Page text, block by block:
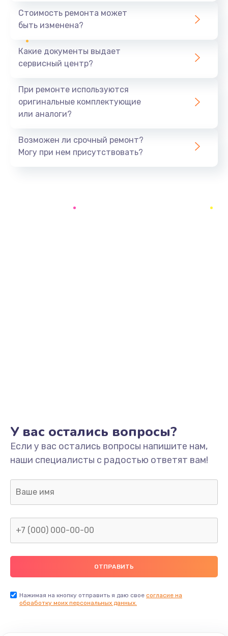
2500 руб.
Замена жесткого диска
Установка драйверов
Заказать
Замена материнской платы
1760 руб.
Заказать
Замена USB порта
1245 руб.
Заказать
Стоимость ремонта может
быть изменена?
Какие документы выдает
сервисный центр?
При ремонте используются
оригинальные комплектующие
или аналоги?
Возможен ли срочный ремонт?
Могу при нем присутствовать?
У вас остались вопросы?
Если у вас остались вопросы напишите нам,
наши специалисты с радостью ответят вам!
Нажимая на кнопку отправить я даю свое согласие на
обработку моих персональных данных.